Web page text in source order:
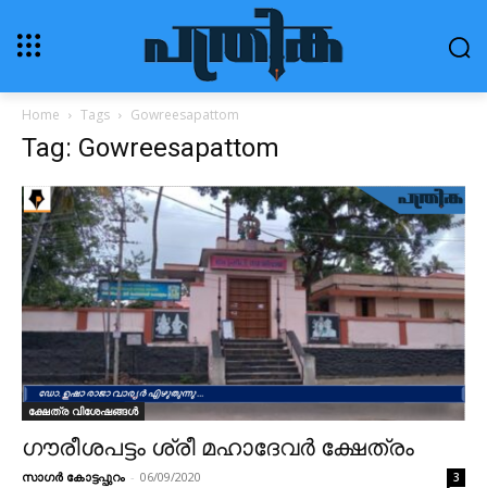
Home Tags Gowreesapattom
Tag: Gowreesapattom
ക്ഷേത്ര വിശേഷങ്ങൾ
ഗൗരീശപട്ടം ശ്രീ മഹാദേവർ ക്ഷേത്രം
സാഗർ കോട്ടപ്പുറം - 06/09/2020 3